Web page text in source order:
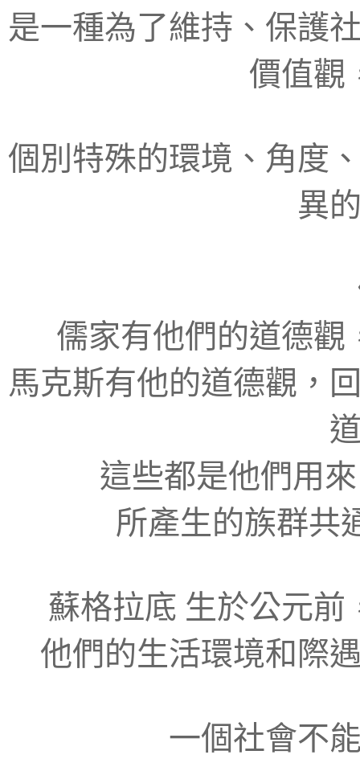
是一種為了維持、保護
價值觀
個別特殊的環境、角度
異
儒家有他們的道德觀
馬克斯有他的道德觀，
這些都是他們用
所產生的族群共
蘇格拉底 生於公元前
他們的生活環境和際
一個社會不